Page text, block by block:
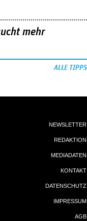
mehr
ALLE TIPPS
NEWSLETTER
REDAKTION
MEDIADATEN
KONTAKT
DATENSCHUTZ
IMPRESSUM
AGB